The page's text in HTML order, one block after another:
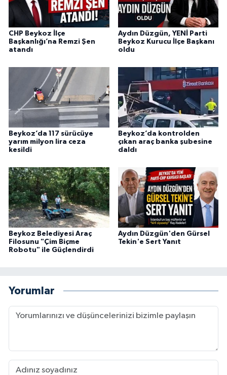
CHP Beykoz İlçe
Başkanlığı’na Remzi Şen
atandı
Aydın Düzgün, YENİ Parti
Beykoz Kurucu İlçe Başkanı
oldu
Beykoz’da 117 sürücüye
yarım milyon lira ceza
kesildi
Beykoz’da kontrolden
çıkan araç banka şubesine
daldı
Beykoz Belediyesi Araç
Filosunu "Çim Biçme
Robotu" ile Güçlendirdi
Aydın Düzgün'den Gürsel
Tekin'e Sert Yanıt
Yorumlar